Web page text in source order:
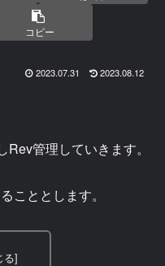
コピー
2023.07.31 2023.08.12
管理していきます。
ととします。